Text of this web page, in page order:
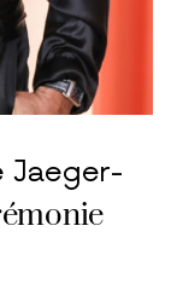
Jaeger-